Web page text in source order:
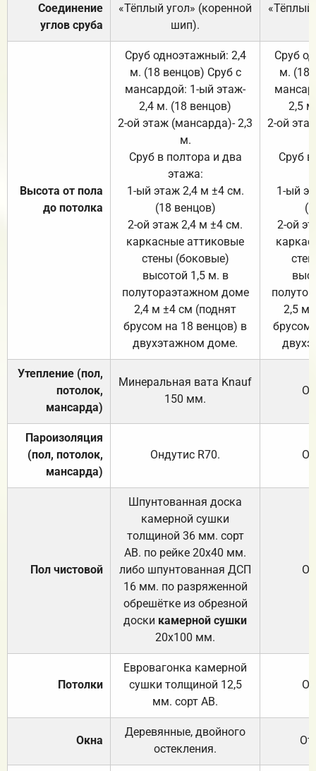
Соединение
углов сруба
«Тёплый угол» (коренной
шип).
«Тёплый
Высота от пола
до потолка
Сруб одноэтажный: 2,4
м. (18 венцов) Сруб с
мансардой: 1-ый этаж-
2,4 м. (18 венцов)
2-ой этаж (мансарда)- 2,3
м.
Сруб в полтора и два
этажа:
1-ый этаж 2,4 м ±4 см.
(18 венцов)
2-ой этаж 2,4 м ±4 см.
каркасные аттиковые
стены (боковые)
высотой 1,5 м. в
полутораэтажном доме
2,4 м ±4 см (поднят
брусом на 18 венцов) в
двухэтажном доме.
Сруб
м. (18
2,5
2-ой
Сруб
1-ый
2-ой
2,5 м
брусом
Утепление (пол,
потолок,
мансарда)
Минеральная вата Knauf
150 мм.
Пароизоляция
(пол, потолок,
мансарда)
Ондутис R70.
Пол чистовой
Шпунтованная доска
камерной сушки
толщиной 36 мм. сорт
АВ. по рейке 20х40 мм.
либо шпунтованная ДСП
16 мм. по разряженной
обрешётке из обрезной
доски камерной сушки
20х100 мм.
Потолки
Евровагонка камерной
сушки толщиной 12,5
мм. сорт АВ.
Окна
Деревянные, двойного
остекления.